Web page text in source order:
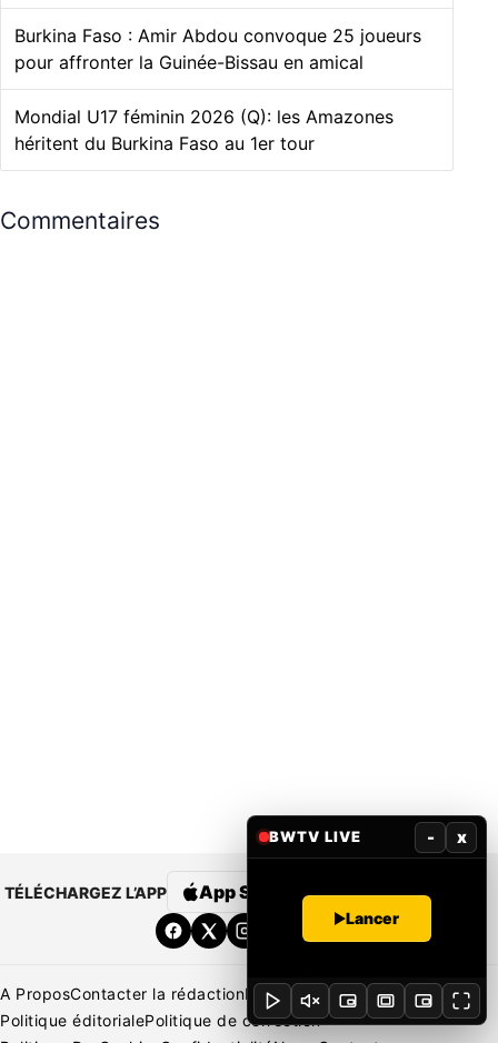
Burkina Faso : Amir Abdou convoque 25 joueurs
pour affronter la Guinée-Bissau en amical
Mondial U17 féminin 2026 (Q): les Amazones
héritent du Burkina Faso au 1er tour
Commentaires
TÉLÉCHARGEZ L’APP App Store Google Play
A ProposContacter la rédactionRédaction
Mentions légales
Politique éditorialePolitique de correction
BWTV LIVE - x
Lancer